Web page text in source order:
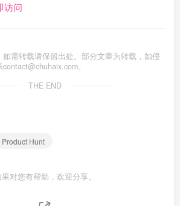
访问
需转载请保留出处。部分文章为转载，如侵
contact@chuhaix.com。
THE END
Product Hunt
对您有帮助，欢迎分享。